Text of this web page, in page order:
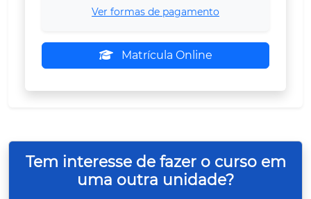
Ver formas de pagamento
Matrícula Online
Tem interesse de fazer o curso em
uma outra unidade?